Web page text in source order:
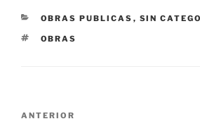
CATEGORÍAS
OBRAS PUBLICAS , SIN
ETIQUETAS
OBRAS
Navegación
Entrada
ANTERIOR